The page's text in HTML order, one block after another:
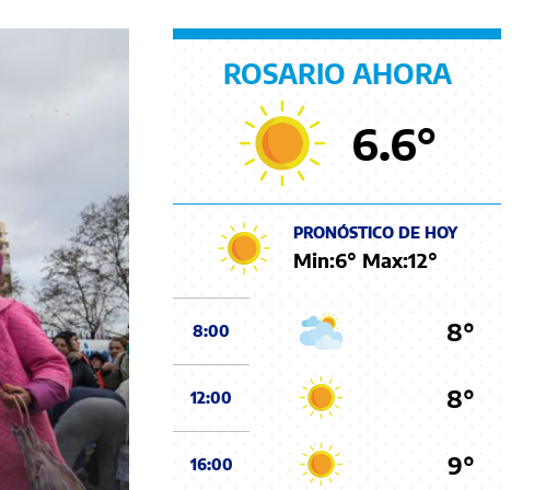
ROSARIO AHORA
6.6°
PRONÓSTICO DE HOY
Min:6° Max:12°
8:00 8°
12:00 8°
16:00 9°